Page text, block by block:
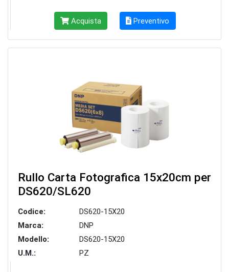
Acquista Preventivo
Rullo Carta Fotografica 15x20cm per
DS620/SL620
Codice:
DS620-15X20
Marca:
DNP
Modello:
DS620-15X20
U.M.:
PZ